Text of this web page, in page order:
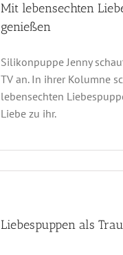
Mit lebensechten
genießen
Silikonpuppe Jenny
TV an. In ihrer Kolumne
lebensechten
Liebe zu ihr.
Liebespuppen als